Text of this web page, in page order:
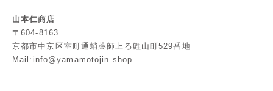
山本仁商店
〒604-8163
京都市中京区室町通蛸薬師上る鯉山町529番地
Mail:info@yamamotojin.shop